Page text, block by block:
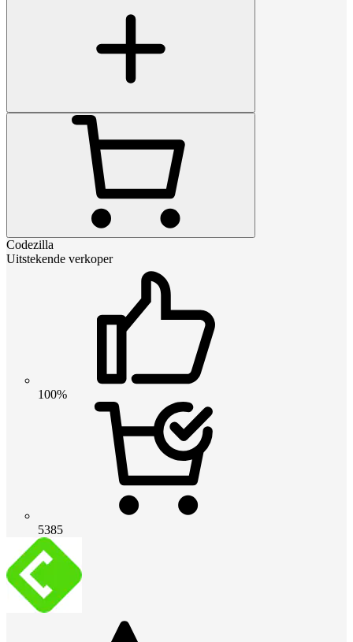
Codezilla
Uitstekende verkoper
100%
5385